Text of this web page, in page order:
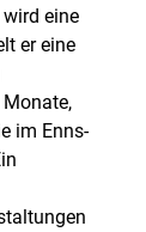
eine
er eine
im Enns-